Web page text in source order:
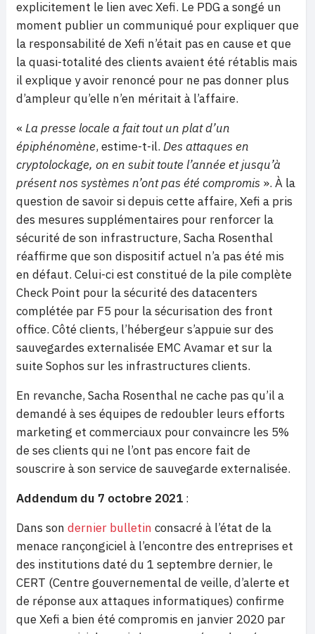
explicitement le lien avec Xefi. Le PDG a songé un
moment publier un communiqué pour expliquer que
la responsabilité de Xefi n’était pas en cause et que
la quasi-totalité des clients avaient été rétablis mais
il explique y avoir renoncé pour ne pas donner plus
d’ampleur qu’elle n’en méritait à l’affaire.
« La presse locale a fait tout un plat d’un
épiphénomène, estime-t-il. Des attaques en
cryptolockage, on en subit toute l’année et jusqu’à
présent nos systèmes n’ont pas été compromis ». À la
question de savoir si depuis cette affaire, Xefi a pris
des mesures supplémentaires pour renforcer la
sécurité de son infrastructure, Sacha Rosenthal
réaffirme que son dispositif actuel n’a pas été mis
en défaut. Celui-ci est constitué de la pile complète
Check Point pour la sécurité des datacenters
complétée par F5 pour la sécurisation des front
office. Côté clients, l’hébergeur s’appuie sur des
sauvegardes externalisée EMC Avamar et sur la
suite Sophos sur les infrastructures clients.
En revanche, Sacha Rosenthal ne cache pas qu’il a
demandé à ses équipes de redoubler leurs efforts
marketing et commerciaux pour convaincre les 5%
de ses clients qui ne l’ont pas encore fait de
souscrire à son service de sauvegarde externalisée.
Addendum du 7 octobre 2021 :
Dans son dernier bulletin consacré à l’état de la
menace rançongiciel à l’encontre des entreprises et
des institutions daté du 1 septembre dernier, le
CERT (Centre gouvernemental de veille, d’alerte et
de réponse aux attaques informatiques) confirme
que Xefi a bien été compromis en janvier 2020 par